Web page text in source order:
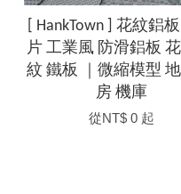
[ HankTown ] 花紋鋁
片 工業風 防滑鋁板
紋 鐵板 ｜微縮模型
房 機庫
從NT$ 0 起